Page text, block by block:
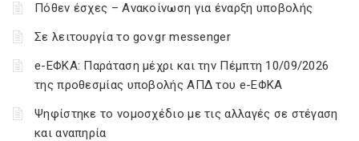
Πόθεν έσχες – Ανακοίνωση για έναρξη υποβολής
Σε λειτουργία το gov.gr messenger
e-ΕΦΚΑ: Παράταση μέχρι και την Πέμπτη 10/09/2026
της προθεσμίας υποβολής ΑΠΔ του e-ΕΦΚΑ
Ψηφίστηκε το νομοσχέδιο με τις αλλαγές σε στέγαση
και αναπηρία